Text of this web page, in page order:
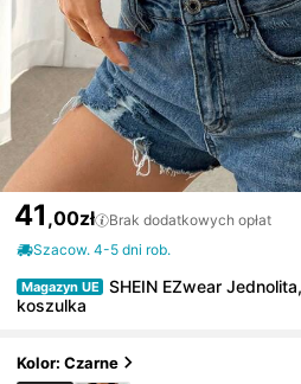
41 ,00zł Brak dodatkowych opłat
Szacow. 4-5 dni rob.
Magazyn UE
SHEIN EZwear
koszulka
Kolor: Czarne